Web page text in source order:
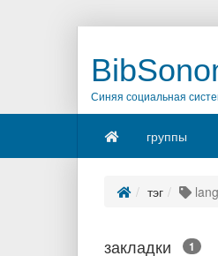
Синяя социальная
группы
тэг
закладки 1